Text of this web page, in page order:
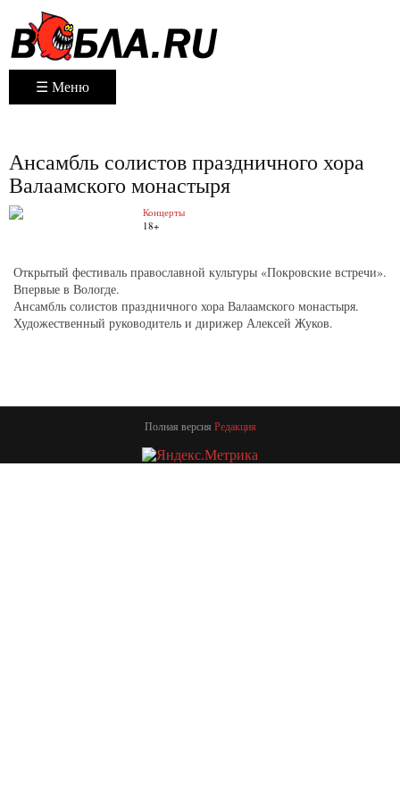
☰ Меню
Ансамбль солистов праздничного хора
Валаамского монастыря
Концерты
18+
Открытый фестиваль православной культуры «Покровские встречи».
Впервые в Вологде.
Ансамбль солистов праздничного хора Валаамского монастыря.
Художественный руководитель и дирижер Алексей Жуков.
Полная версия Редакция